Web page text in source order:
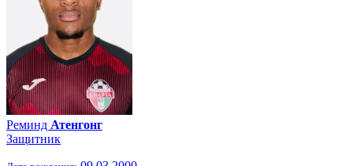
Реминд Атенгонг
Защитник